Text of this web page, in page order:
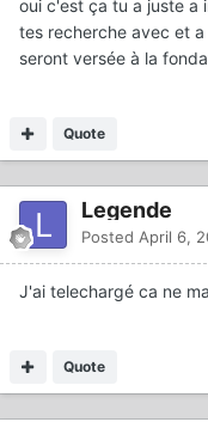
oui c'est ça tu a juste a
tes recherche avec et
seront versée à la
Quote
Legende
Posted April 6,
J'ai telechargé ca ne
Quote